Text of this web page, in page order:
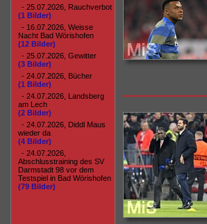
- 25.07.2026, Rauchverbot
(1 Bilder)
- 16.07.2026, Weisse
Nacht Bad Wörishofen
(12 Bilder)
- 25.07.2026, Gewitter
(3 Bilder)
- 24.07.2026, Bücher
(1 Bilder)
- 24.07.2026, Landsberg
am Lech
(2 Bilder)
- 24.07.2026, Diddl Maus
wieder da
(4 Bilder)
- 24.07.2026,
Abschlusstraining des SV
Darmstadt 98 vor dem
Testspiel in Bad Wörishofen
(79 Bilder)